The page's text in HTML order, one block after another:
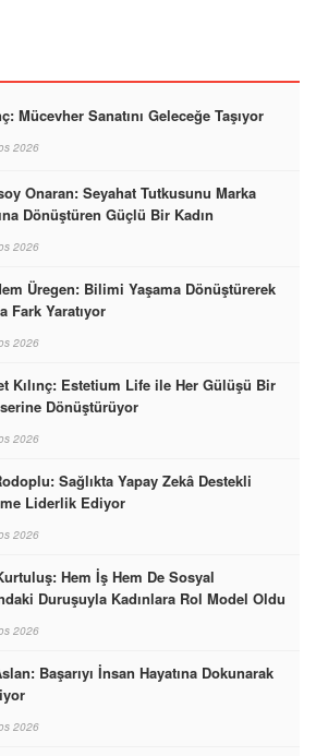
Mücevher Sanatını Geleceğe Taşıyor
2026
Onaran: Seyahat Tutkusunu Marka
Dönüştüren Güçlü Bir Kadın
2026
Üregen: Bilimi Yaşama Dönüştürerek
Fark Yaratıyor
2026
Kılınç: Estetium Life ile Her Gülüşü Bir
Dönüştürüyor
2026
Sağlıkta Yapay Zekâ Destekli
Liderlik Ediyor
2026
Hem İş Hem De Sosyal
Duruşuyla Kadınlara Rol Model Oldu
2026
Başarıyı İnsan Hayatına Dokunarak
2026